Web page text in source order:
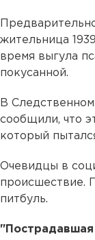
жительница
время выгула
покусанной.
В
сообщили, что
который
Очевидцы в
происшествие.
питбуль.
"Пострадавшая